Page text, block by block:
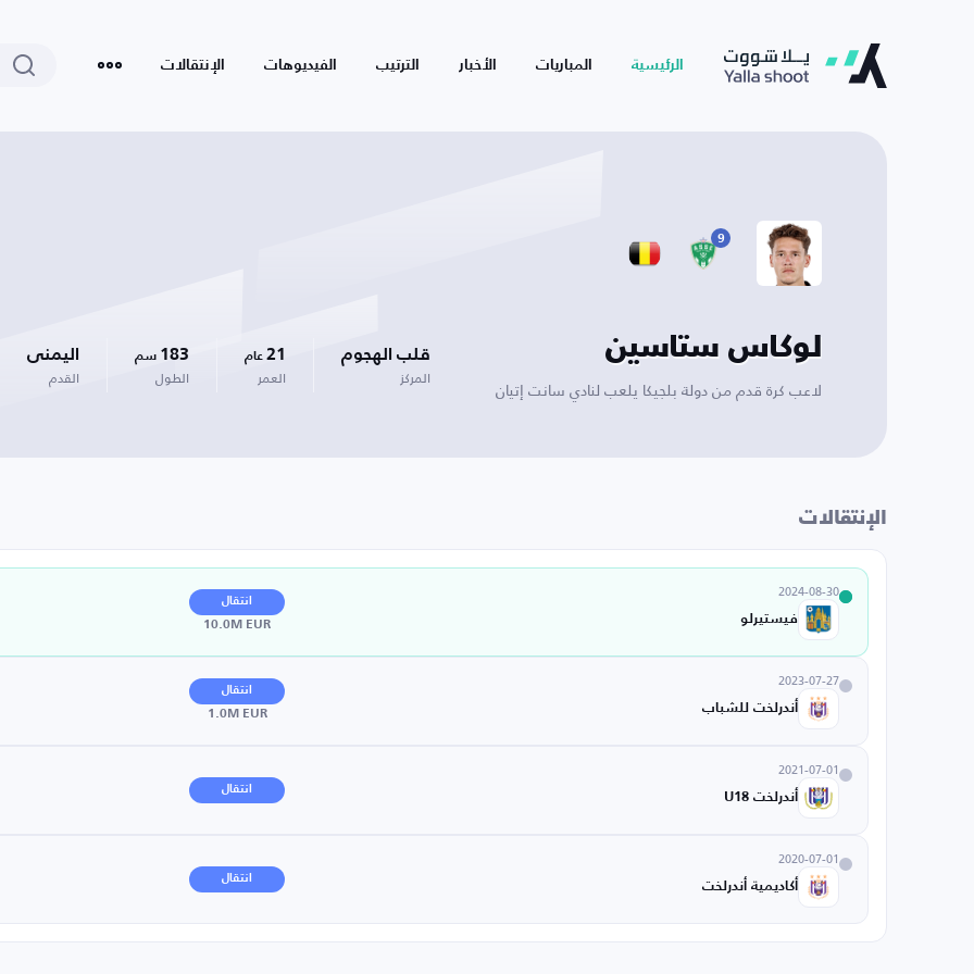
الرئيسية المباريات الأخبار الترتيب الفيديوهات الإنتقالات
9
لوكاس ستاسين
لاعب كرة قدم من دولة بلجيكا يلعب لنادي سانت إتيان
قلب الهجوم
المركز
21 عام
العمر
183 سم
الطول
اليمنى
القدم
الإنتقالات
2024-08-30
فيستيرلو
انتقال
10.0M EUR
2023-07-27
أندرلخت للشباب
انتقال
1.0M EUR
2021-07-01
أندرلخت U18
انتقال
2020-07-01
أكاديمية أندرلخت
انتقال